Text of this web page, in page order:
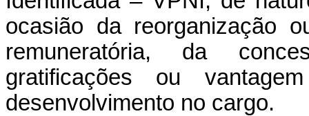
ocasião da reorganização
remuneratória, da
gratificações ou
desenvolvimento no cargo.